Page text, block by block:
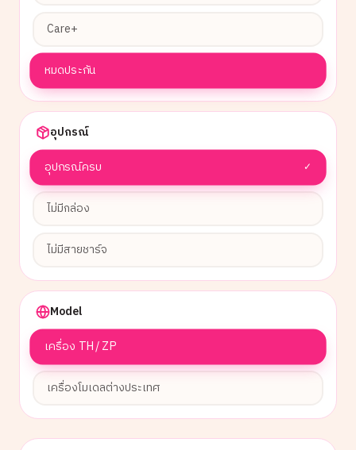
Care+
หมดประกัน
อุปกรณ์
อุปกรณ์ครบ ✓
ไม่มีกล่อง
ไม่มีสายชาร์จ
Model
เครื่อง TH / ZP
เครื่องโมเดลต่างประเทศ